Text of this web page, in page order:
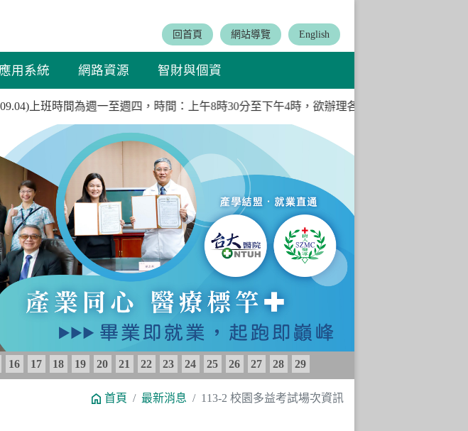
回首頁 網站導覽 English
應用系統 網路資源 智財與個資
上班時間為週一至週四，時間：上午8時30分至下午4時，欲辦理各項業務請利用上班時間洽
Next
16 17 18 19 20 21 22 23 24 25 26 27 28 29
首頁 最新消息 113-2 校園多益考試場次資訊